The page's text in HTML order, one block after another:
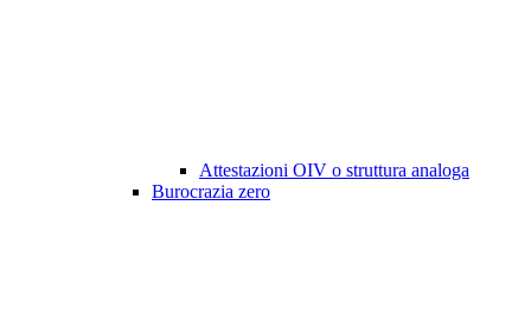
Attestazioni OIV o struttura analoga
Burocrazia zero